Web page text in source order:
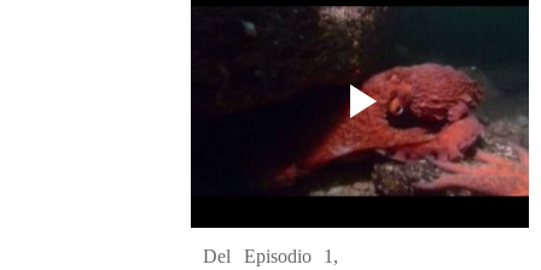
Del Episodio 1,